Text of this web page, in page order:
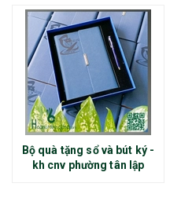
Bộ quà tặng sổ và bút ký -
kh cnv phường tân lập